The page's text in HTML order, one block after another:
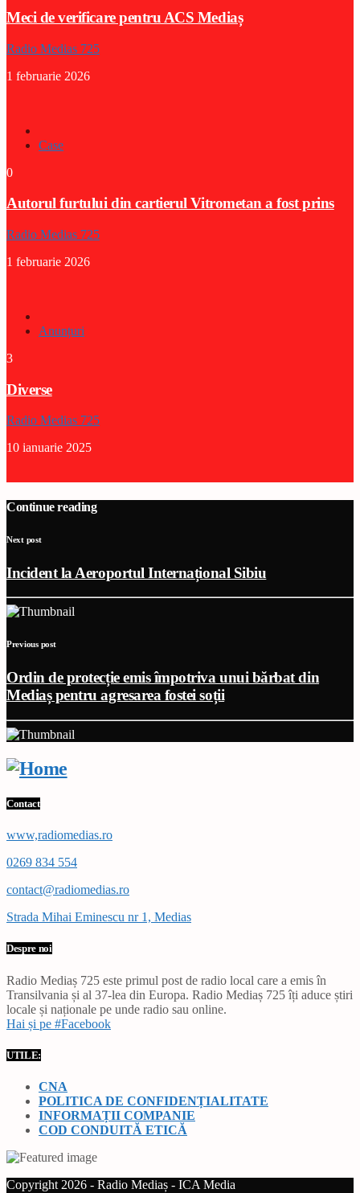
Meci de verificare pentru ACS Mediaș
Radio Medias 725
1 februarie 2026
Case
0
Autorul furtului din cartierul Vitrometan a fost prins
Radio Medias 725
1 februarie 2026
Anunțuri
3
Diverse
Radio Medias 725
10 ianuarie 2025
Continue reading
Next post
Incident la Aeroportul Internațional Sibiu
Previous post
Ordin de protecție emis împotriva unui bărbat din
Mediaș pentru agresarea fostei soții
Contact
www,radiomedias.ro
0269 834 554
contact@radiomedias.ro
Strada Mihai Eminescu nr 1, Medias
Despre noi
Radio Mediaș 725 este primul post de radio local care a emis în
Transilvania și al 37-lea din Europa. Radio Mediaș 725 îți aduce știri
locale și naționale pe unde radio sau online.
Hai și pe #Facebook
UTILE:
CNA
POLITICA DE CONFIDENȚIALITATE
INFORMAȚII COMPANIE
COD CONDUITĂ ETICĂ
Copyright 2026 - Radio Mediaș - ICA Media